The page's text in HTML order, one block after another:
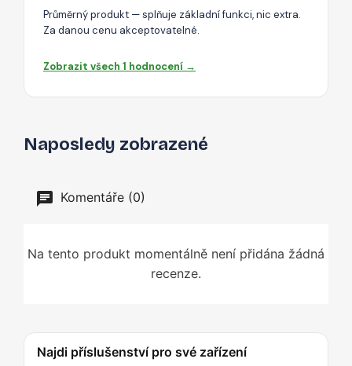
Průměrný produkt — splňuje základní funkci, nic extra.
Za danou cenu akceptovatelné.
Zobrazit všech 1 hodnocení →
Naposledy zobrazené
Komentáře (0)
Na tento produkt momentálně není přidána žádná
recenze.
Najdi příslušenství pro své zařízení